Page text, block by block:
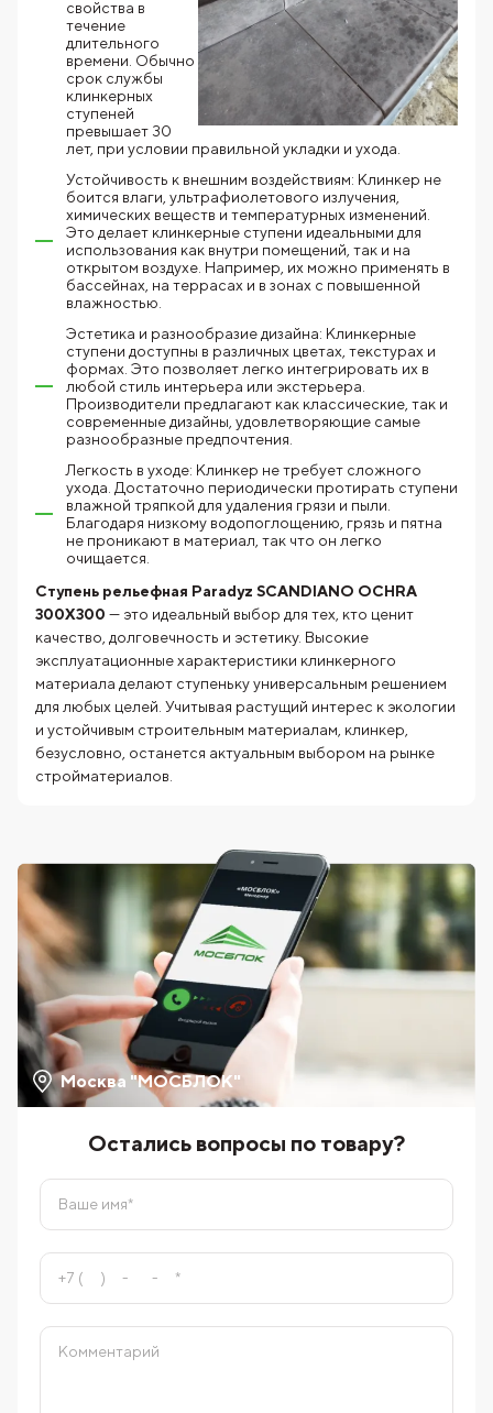
свойства в
течение
длительного
времени. Обычно
срок службы
клинкерных
ступеней
превышает 30
лет, при условии правильной укладки и ухода.
Устойчивость к внешним воздействиям: Клинкер не
боится влаги, ультрафиолетового излучения,
химических веществ и температурных изменений.
Это делает клинкерные ступени идеальными для
использования как внутри помещений, так и на
открытом воздухе. Например, их можно применять в
бассейнах, на террасах и в зонах с повышенной
влажностью.
Эстетика и разнообразие дизайна: Клинкерные
ступени доступны в различных цветах, текстурах и
формах. Это позволяет легко интегрировать их в
любой стиль интерьера или экстерьера.
Производители предлагают как классические, так и
современные дизайны, удовлетворяющие самые
разнообразные предпочтения.
Легкость в уходе: Клинкер не требует сложного
ухода. Достаточно периодически протирать ступени
влажной тряпкой для удаления грязи и пыли.
Благодаря низкому водопоглощению, грязь и пятна
не проникают в материал, так что он легко
очищается.
Ступень рельефная Paradyz SCANDIANO OCHRA
300X300 — это идеальный выбор для тех, кто ценит
качество, долговечность и эстетику. Высокие
эксплуатационные характеристики клинкерного
материала делают ступеньку универсальным решением
для любых целей. Учитывая растущий интерес к экологии
и устойчивым строительным материалам, клинкер,
безусловно, останется актуальным выбором на рынке
стройматериалов.
Москва "МОСБЛОК"
Остались вопросы по товару?